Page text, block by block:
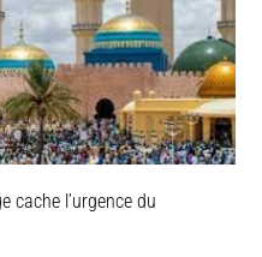
cache l’urgence du